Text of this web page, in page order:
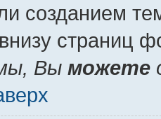
созданием
страниц
Вы можете